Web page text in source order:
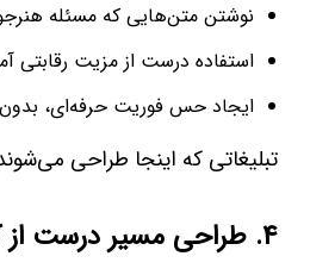
نوشتن متن‌هایی که مسئله
استفاده درست از مزیت رقابتی
ایجاد حس فوریت حرفه‌ای،
تبلیغاتی که اینجا طراحی
۴. طراحی مسیر درست از